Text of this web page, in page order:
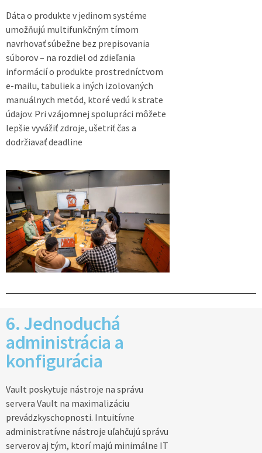
Dáta o produkte v jedinom systéme
umožňujú multifunkčným tímom
navrhovať súbežne bez prepisovania
súborov – na rozdiel od zdieľania
informácií o produkte prostredníctvom
e-mailu, tabuliek a iných izolovaných
manuálnych metód, ktoré vedú k strate
údajov. Pri vzájomnej spolupráci môžete
lepšie vyvážiť zdroje, ušetriť čas a
dodržiavať deadline
6. Jednoduchá
administrácia a
konfigurácia
Vault poskytuje nástroje na správu
servera Vault na maximalizáciu
prevádzkyschopnosti. Intuitívne
administratívne nástroje uľahčujú správu
serverov aj tým, ktorí majú minimálne IT